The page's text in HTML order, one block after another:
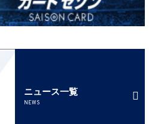
ニュース一覧
NEWS